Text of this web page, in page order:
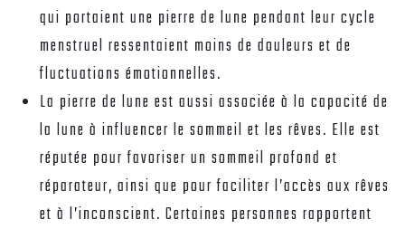
qui portaient une pierre de lune pendant leur cycle
menstruel ressentaient moins de douleurs et de
fluctuations émotionnelles.
La pierre de lune est aussi associée à la capacité de
la lune à influencer le sommeil et les rêves. Elle est
réputée pour favoriser un sommeil profond et
réparateur, ainsi que pour faciliter l’accès aux rêves
et à l’inconscient. Certaines personnes rapportent